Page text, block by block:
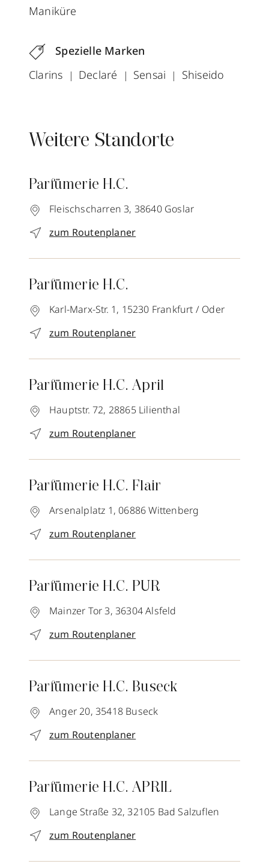
Maniküre
Spezielle Marken
Clarins
Declaré Sensai Shiseido
Weitere Standorte
Parfümerie H.C.
Fleischscharren 3, 38640 Goslar
zum Routenplaner
Parfümerie H.C.
Karl-Marx-Str. 1, 15230 Frankfurt / Oder
zum Routenplaner
Parfümerie H.C. April
Hauptstr. 72, 28865 Lilienthal
zum Routenplaner
Parfümerie H.C. Flair
Arsenalplatz 1, 06886 Wittenberg
zum Routenplaner
Parfümerie H.C. PUR
Mainzer Tor 3, 36304Alsfeld
zum Routenplaner
Parfümerie H.C. Buseck
Anger 20, 35418 Buseck
zum Routenplaner
Parfümerie H.C. APRIL
Lange Straße 32, 32105 Bad Salzuflen
zum Routenplaner